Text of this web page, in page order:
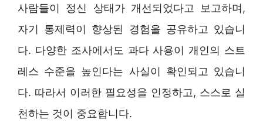
사람들이 정신 상태가 개선되었다고 보고하며,
자기 통제력이 향상된 경험을 공유하고 있습니
다. 다양한 조사에서도 과다 사용이 개인의 스트
레스 수준을 높인다는 사실이 확인되고 있습니
다. 따라서 이러한 필요성을 인정하고, 스스로 실
천하는 것이 중요합니다.